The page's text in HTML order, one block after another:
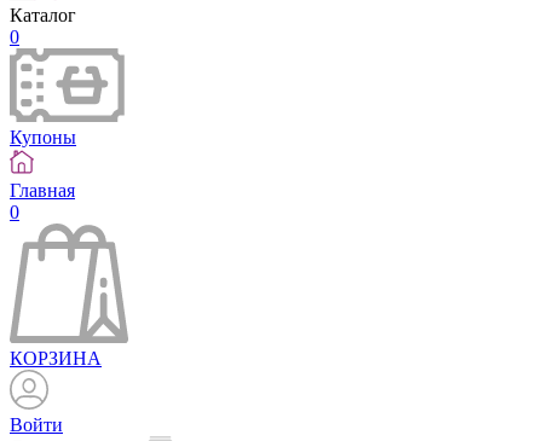
Каталог
0
Купоны
Главная
0
КОРЗИНА
Войти